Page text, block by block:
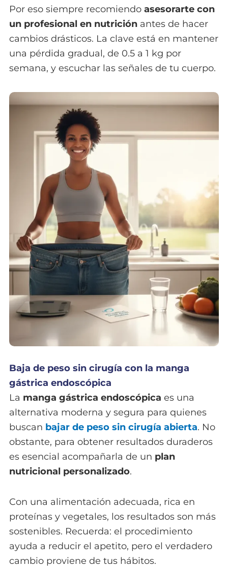
Por eso siempre recomiendo asesorarte con
un profesional en nutrición antes de hacer
cambios drásticos. La clave está en mantener
una pérdida gradual, de 0.5 a 1 kg por
semana, y escuchar las señales de tu cuerpo.
Baja de peso sin cirugía con la manga
gástrica endoscópica
La manga gástrica endoscópica es una
alternativa moderna y segura para quienes
buscan bajar de peso sin cirugía abierta. No
obstante, para obtener resultados duraderos
es esencial acompañarla de un plan
nutricional personalizado.
Con una alimentación adecuada, rica en
proteínas y vegetales, los resultados son más
sostenibles. Recuerda: el procedimiento
ayuda a reducir el apetito, pero el verdadero
cambio proviene de tus hábitos.